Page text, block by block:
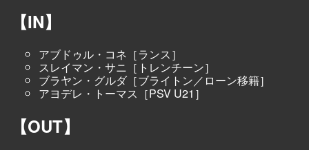
【IN】
アブドゥル・コネ［ランス］
スレイマン・サニ［トレンチーン］
ブラヤン・グルダ［ブライトン／ローン移籍］
アヨデレ・トーマス［PSV U21］
【OUT】